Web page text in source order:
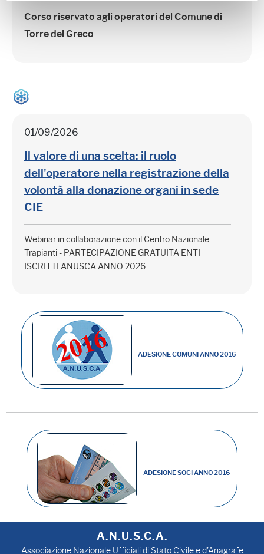
Corso riservato agli operatori del Comune di
Torre del Greco
01/09/2026
Il valore di una scelta: il ruolo
dell'operatore nella registrazione della
volontà alla donazione organi in sede
CIE
Webinar in collaborazione con il Centro Nazionale
Trapianti - PARTECIPAZIONE GRATUITA ENTI
ISCRITTI ANUSCA ANNO 2026
ADESIONE COMUNI ANNO 2016
ADESIONE SOCI ANNO 2016
A.N.U.S.C.A.
Associazione Nazionale Ufficiali di Stato Civile e d'Anagrafe